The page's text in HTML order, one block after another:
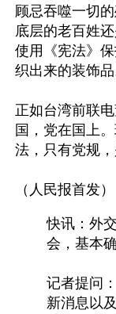
顾忌吞噬一切
底层的老百姓
使用《宪法》
织出来的装饰品
正如台湾前联
国，党在国上
法，只有党规
快讯：外
会，基本
记者提问
新消息以